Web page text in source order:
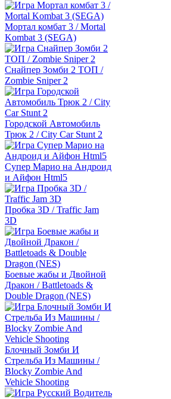
Мортал комбат 3 / Mortal
Kombat 3 (SEGA)
Снайпер Зомби 2 ТОП /
Zombie Sniper 2
Городской Автомобиль
Трюк 2 / City Car Stunt 2
Супер Марио на Андроид
и Айфон Html5
Пробка 3D / Traffic Jam
3D
Боевые жабы и Двойной
Дракон / Battletoads &
Double Dragon (NES)
Блочный Зомби И
Стрельба Из Машины /
Blocky Zombie And
Vehicle Shooting